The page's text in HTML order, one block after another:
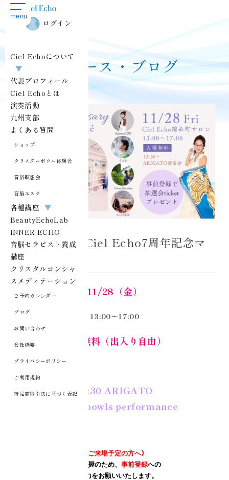
toggle
navigation
menu
ログイン
Ciel Echoについて
▼
代表プロフィール
Ciel Echoとは
演奏活動
九州支部
よくある質問
ショップ
クリスタルボウル体験会
音浴瞑想会
音脳エステ
各種講座 ▼
BeautyEchoLab
INNER ECHO
音脳セラピスト養成
講座
クリスタルコンシャ
スメディテーション
ご予約カレンダー
ブログ
お問い合わせ
会社概要
プライバシーポリシー
ご利用規約
特定商取引法に基づく表記
ニュース・ブログ
EVENT
2025.11.20
2025/11/28 Ciel Echo7周年記念マ
ルシェ
11/28（金）
13:00〜17:00
入場無料（出入り自由）
13:30 ARIGATO
Crystalbowls performance
《ご来場予定の方へ》
人数把握のため、 事前登録への
ご協力をお願いいたします。